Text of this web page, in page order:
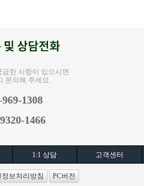
한 사항이 있으시면
문의해 주세요.
1308
1466
1:1 상담 고객센터
정보처리방침 PC버전